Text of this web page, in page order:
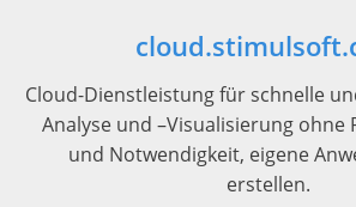
Cloud-Dienstleistung für schnelle
Analyse und –Visualisierung ohne
und Notwendigkeit, eigene
erstellen.